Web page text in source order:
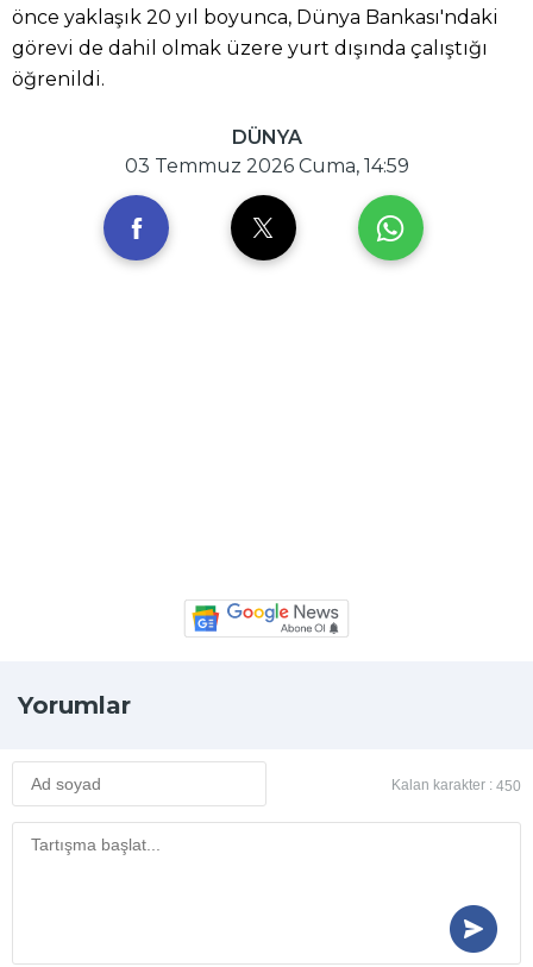
önce yaklaşık 20 yıl boyunca, Dünya Bankası'ndaki
görevi de dahil olmak üzere yurt dışında çalıştığı
öğrenildi.
DÜNYA
03 Temmuz 2026 Cuma, 14:59
Yorumlar
Kalan karakter : 450